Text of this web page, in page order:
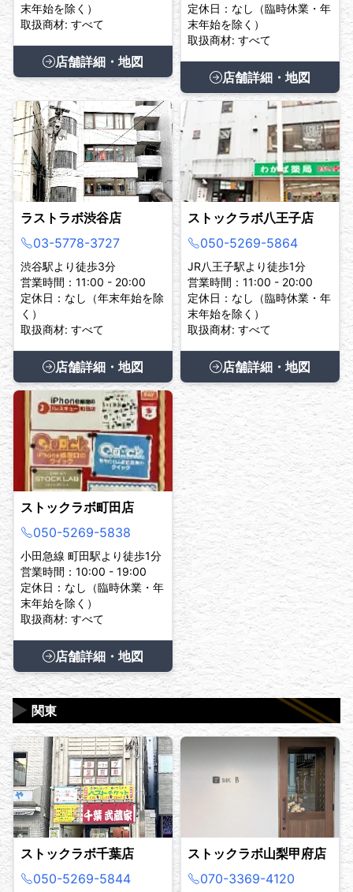
末年始を除く）
取扱商材: すべて
店舗詳細・地図
定休日：なし（臨時休業・年
末年始を除く）
取扱商材: すべて
店舗詳細・地図
ラストラボ渋谷店
03-5778-3727
渋谷駅より徒歩3分
営業時間：11:00 - 20:00
定休日：なし（年末年始を除
く）
取扱商材: すべて
店舗詳細・地図
ストックラボ八王子店
050-5269-5864
JR八王子駅より徒歩1分
営業時間：11:00 - 20:00
定休日：なし（臨時休業・年
末年始を除く）
取扱商材: すべて
店舗詳細・地図
ストックラボ町田店
050-5269-5838
小田急線 町田駅より徒歩1分
営業時間：10:00 - 19:00
定休日：なし（臨時休業・年
末年始を除く）
取扱商材: すべて
店舗詳細・地図
関東
▶
ストックラボ千葉店
050-5269-5844
ストックラボ山梨甲府店
070-3369-4120